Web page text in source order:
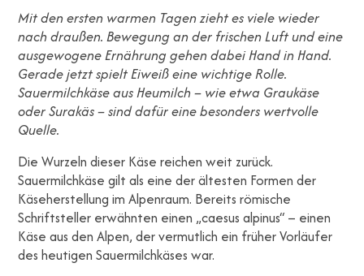
Mit den ersten warmen Tagen zieht es viele wieder
nach draußen. Bewegung an der frischen Luft und eine
ausgewogene Ernährung gehen dabei Hand in Hand.
Gerade jetzt spielt Eiweiß eine wichtige Rolle.
Sauermilchkäse aus Heumilch – wie etwa Graukäse
oder Surakäs – sind dafür eine besonders wertvolle
Quelle.
Die Wurzeln dieser Käse reichen weit zurück.
Sauermilchkäse gilt als eine der ältesten Formen der
Käseherstellung im Alpenraum. Bereits römische
Schriftsteller erwähnten einen „caesus alpinus“ – einen
Käse aus den Alpen, der vermutlich ein früher Vorläufer
des heutigen Sauermilchkäses war.